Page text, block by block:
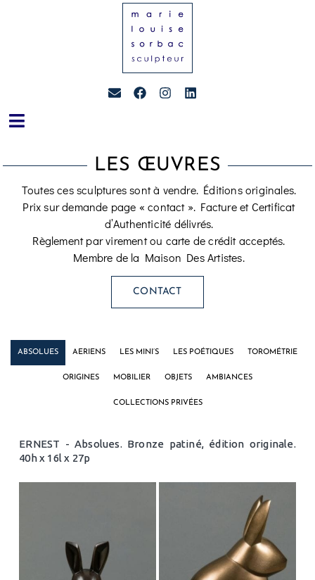
LES ŒUVRES
Toutes ces sculptures sont à vendre. Éditions originales.
Prix sur demande page « contact ». Facture et Certificat
d’Authenticité délivrés.
Règlement par virement ou carte de crédit acceptés.
Membre de la Maison Des Artistes.
CONTACT
ABSOLUES AERIENS LES MINI’S LES POÉTIQUES TOROMÉTRIE
ORIGINES MOBILIER OBJETS AMBIANCES
COLLECTIONS PRIVÉES
ERNEST - Absolues. Bronze patiné, édition originale.
40h x 16l x 27p